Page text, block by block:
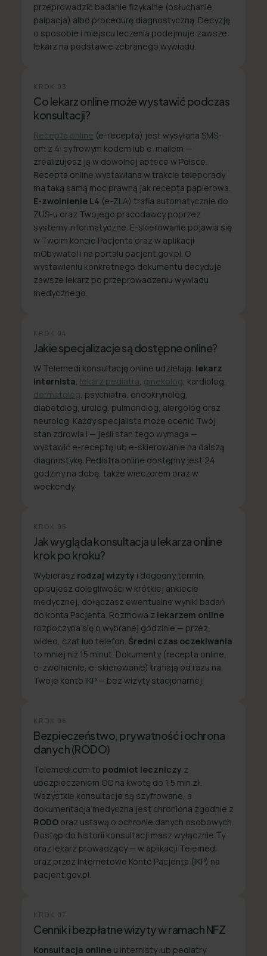
przeprowadzić badanie fizykalne (osłuchanie,
palpacja) albo procedurę diagnostyczną. Decyzję
o sposobie i miejscu leczenia podejmuje zawsze
lekarz na podstawie zebranego wywiadu.
KROK 03
Co lekarz online może wystawić podczas
konsultacji?
Recepta online (e-recepta) jest wysyłana SMS-
em z 4-cyfrowym kodem lub e-mailem —
zrealizujesz ją w dowolnej aptece w Polsce.
Recepta online wystawiana w trakcie teleporady
ma taką samą moc prawną jak recepta papierowa.
E-zwolnienie L4 (e-ZLA) trafia automatycznie do
ZUS-u oraz Twojego pracodawcy poprzez
systemy informatyczne. E-skierowanie pojawia się
w Twoim koncie Pacjenta oraz w aplikacji
mObywatel i na portalu pacjent.gov.pl. O
wystawieniu konkretnego dokumentu decyduje
zawsze lekarz po przeprowadzeniu wywiadu
medycznego.
KROK 04
Jakie specjalizacje są dostępne online?
W Telemedi konsultację online udzielają: lekarz
internista lekarz pediatra ginekolog , kardiolog,
dermatolog , psychiatra, endokrynolog,
diabetolog, urolog, pulmonolog, alergolog oraz
neurolog. Każdy specjalista może ocenić Twój
stan zdrowia i — jeśli stan tego wymaga —
wystawić e-receptę lub e-skierowanie na dalszą
diagnostykę. Pediatra online dostępny jest 24
godziny na dobę, także wieczorem oraz w
weekendy.
KROK 05
Jak wygląda konsultacja u lekarza online
krok po kroku?
Wybierasz rodzaj wizyty i dogodny termin,
opisujesz dolegliwości w krótkiej ankiecie
medycznej, dołączasz ewentualne wyniki badań
do konta Pacjenta. Rozmowa z lekarzem online
rozpoczyna się o wybranej godzinie — przez
wideo, czat lub telefon. Średni czas oczekiwania
to mniej niż 15 minut. Dokumenty (recepta online,
e-zwolnienie, e-skierowanie) trafiają od razu na
Twoje konto IKP — bez wizyty stacjonarnej.
KROK 06
Bezpieczeństwo, prywatność i ochrona
danych (RODO)
Telemedi.com to podmiot leczniczy z
ubezpieczeniem OC na kwotę do 1,5 mln zł.
Wszystkie konsultacje są szyfrowane, a
dokumentacja medyczna jest chroniona zgodnie z
RODO oraz ustawą o ochronie danych osobowych.
Dostęp do historii konsultacji masz wyłącznie Ty
oraz lekarz prowadzący — w aplikacji Telemedi
oraz przez Internetowe Konto Pacjenta (IKP) na
pacjent.gov.pl.
KROK 07
Cennik i bezpłatne wizyty w ramach NFZ
Konsultacja online u internisty lub pediatry